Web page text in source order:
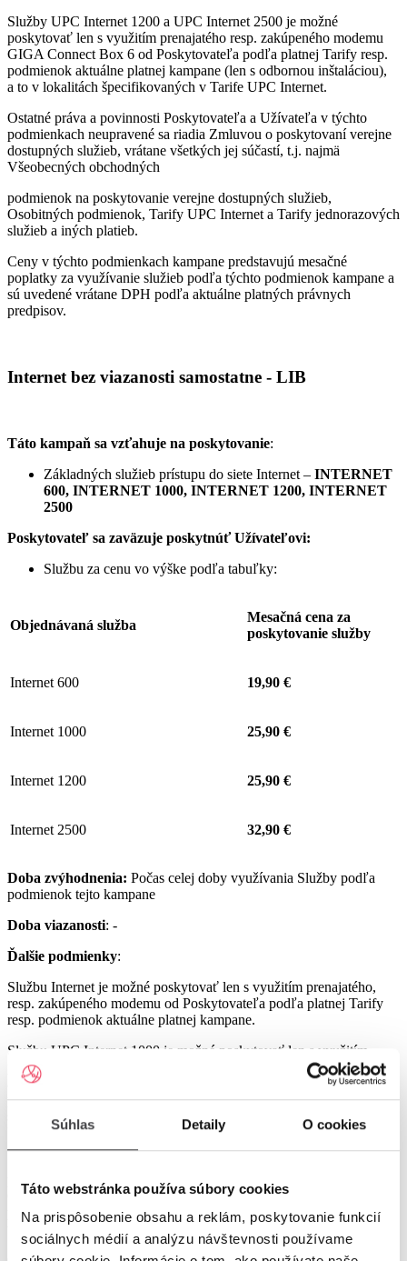
Súhlas Detaily O cookies
Táto webstránka používa súbory cookies
Na prispôsobenie obsahu a reklám, poskytovanie funkcií
sociálnych médií a analýzu návštevnosti používame
Služby UPC Internet 1200 a UPC Internet 2500 je možné
poskytovať len s využitím prenajatého resp. zakúpeného modemu
GIGA Connect Box 6 od Poskytovateľa podľa platnej Tarify resp.
podmienok aktuálne platnej kampane (len s odbornou inštaláciou),
a to v lokalitách špecifikovaných v Tarife UPC Internet.
Ostatné práva a povinnosti Poskytovateľa a Užívateľa v týchto
podmienkach neupravené sa riadia Zmluvou o poskytovaní verejne
dostupných služieb, vrátane všetkých jej súčastí, t.j. najmä
Všeobecných obchodných
podmienok na poskytovanie verejne dostupných služieb,
Osobitných podmienok, Tarify UPC Internet a Tarify jednorazových
služieb a iných platieb.
Ceny v týchto podmienkach kampane predstavujú mesačné
poplatky za využívanie služieb podľa týchto podmienok kampane a
sú uvedené vrátane DPH podľa aktuálne platných právnych
predpisov.
Internet bez viazanosti samostatne - LIB
Táto kampaň sa vzťahuje na poskytovanie:
Základných služieb prístupu do siete Internet – INTERNET
600, INTERNET 1000, INTERNET 1200, INTERNET
2500
Poskytovateľ sa zaväzuje poskytnúť Užívateľovi:
Službu za cenu vo výške podľa tabuľky:
Objednávaná služba
Mesačná cena za
poskytovanie služby
Internet 600 19,90 €
Internet 1000 25,90 €
Internet 1200 25,90 €
Internet 2500 32,90 €
Doba zvýhodnenia: Počas celej doby využívania Služby podľa
podmienok tejto kampane
Doba viazanosti: -
Ďalšie podmienky:
Službu Internet je možné poskytovať len s využitím prenajatého,
resp. zakúpeného modemu od Poskytovateľa podľa platnej Tarify
resp. podmienok aktuálne platnej kampane.
Službu UPC Internet 1000 je možné poskytovať len s využitím
prenajatého resp. zakúpeného modemu GIGA ConnectBox
alebo GIGA Connect Box 6 (podľa dostupnosti) od Poskytovateľa
podľa platnej Tarify resp. podmienok aktuálne platnej kampane (len
s odbornou inštaláciou), a to v lokalitách špecifikovaných v Tarife
UPC Internet.
poskytovať len s využitím prenajatého resp. zakúpeného modemu
GIGA Connect Box 6 od Poskytovateľa podľa platnej Tarify resp.
podmienok aktuálne platnej kampane (len s odbornou inštaláciou), a
to v lokalitách špecifikovaných v Tarife UPC Internet.